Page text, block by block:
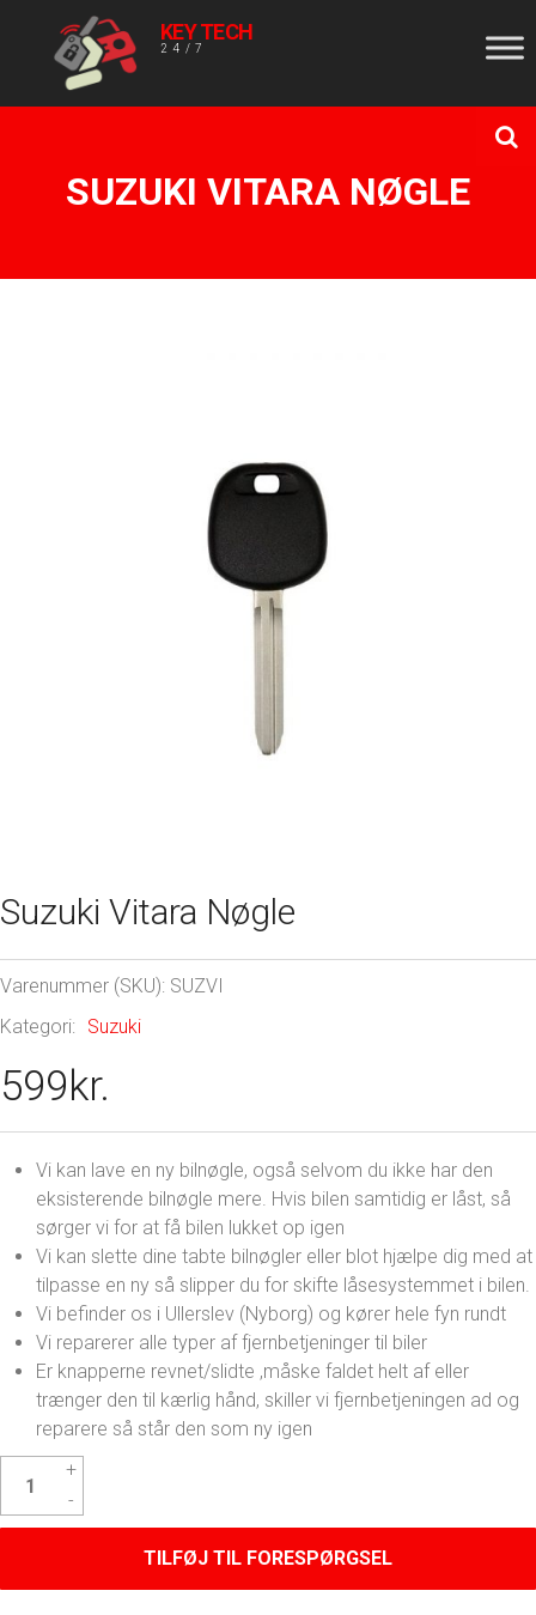
KEY TECH
24/7
SUZUKI VITARA NØGLE
Suzuki Vitara Nøgle
Varenummer (SKU): SUZVI
Kategori:
Suzuki
599kr.
Vi kan lave en ny bilnøgle, også selvom du ikke har den
eksisterende bilnøgle mere. Hvis bilen samtidig er låst, så
sørger vi for at få bilen lukket op igen
Vi kan slette dine tabte bilnøgler eller blot hjælpe dig med at
tilpasse en ny så slipper du for skifte låsesystemmet i bilen.
Vi befinder os i Ullerslev (Nyborg) og kører hele fyn rundt
Vi reparerer alle typer af fjernbetjeninger til biler
Er knapperne revnet/slidte ,måske faldet helt af eller
trænger den til kærlig hånd, skiller vi fjernbetjeningen ad og
reparere så står den som ny igen
Vitara
Nøgle
TILFØJ TIL FORESPØRGSEL